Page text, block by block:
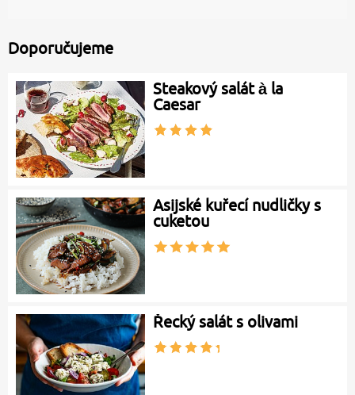
Doporučujeme
Steakový salát à la
Caesar
Asijské kuřecí nudličky s
cuketou
Řecký salát s olivami